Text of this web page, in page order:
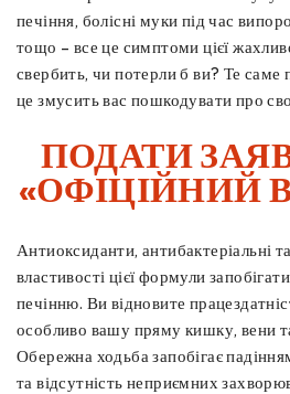
печіння, болісні муки під час
тощо – все це симптоми цієї
свербить, чи потерли б ви? Те саме
це змусить вас пошкодувати про
ПОДАТИ
«ОФІЦІЙНИЙ
Антиоксиданти, антибактеріальні
властивості цієї формули
печінню. Ви відновите
особливо вашу пряму кишку, вени
Обережна ходьба запобігає
та відсутність неприємних